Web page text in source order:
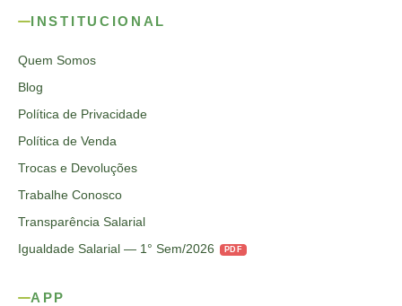
INSTITUCIONAL
Quem Somos
Blog
Política de Privacidade
Política de Venda
Trocas e Devoluções
Trabalhe Conosco
Transparência Salarial
Igualdade Salarial — 1° Sem/2026
PDF
APP